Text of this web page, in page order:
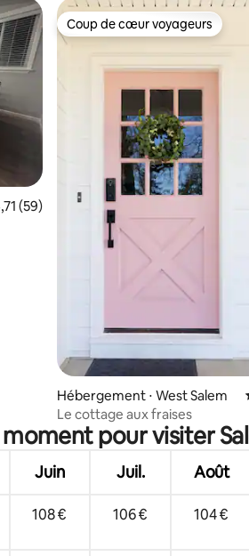
: 4,98 sur 5
moyenne sur la base de 59
(59)
Coup de cœur voyageurs
Coup de cœur voyageurs
Hébergement ⋅ West Salem
Le cottage aux fraises
pour visiter
Juin Juil. Août
108 € 106 € 104 €